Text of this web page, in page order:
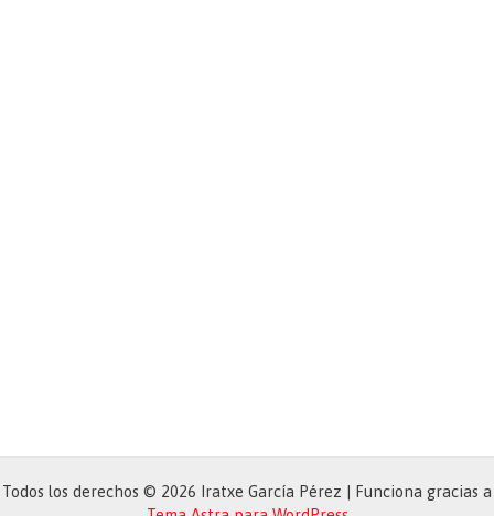
Todos los derechos © 2026 Iratxe García Pérez | Funciona gracias a